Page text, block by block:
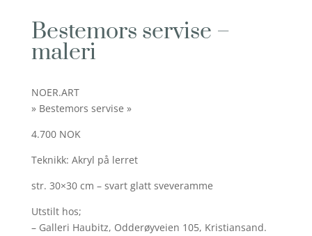
Bestemors servise –
maleri
NOER.ART
» Bestemors servise »
4.700 NOK
Teknikk: Akryl på lerret
str. 30×30 cm – svart glatt sveveramme
Utstilt hos;
– Galleri Haubitz, Odderøyveien 105, Kristiansand.